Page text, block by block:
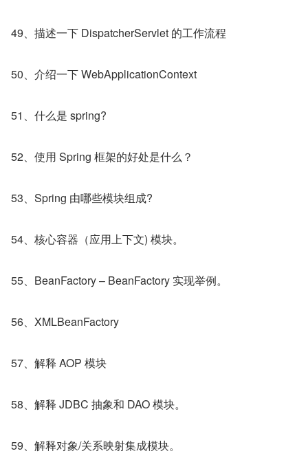
49、描述一下 DispatcherServlet 的工作流程
50、介绍一下 WebApplicationContext
51、什么是 spring?
52、使用 Spring 框架的好处是什么？
53、Spring 由哪些模块组成?
54、核心容器（应用上下文) 模块。
55、BeanFactory – BeanFactory 实现举例。
56、XMLBeanFactory
57、解释 AOP 模块
58、解释 JDBC 抽象和 DAO 模块。
59、解释对象/关系映射集成模块。